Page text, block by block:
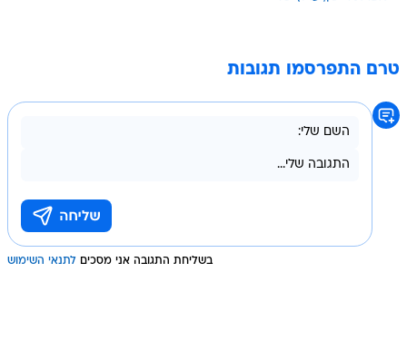
טרם התפרסמו תגובות
בשליחת התגובה אני מסכים לתנאי השימוש